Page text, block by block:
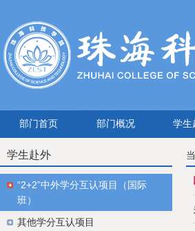
部门首页 部门概况 学生
学生赴外
“2+2”中外学分互认项目（国际
班）
其他学分互认项目